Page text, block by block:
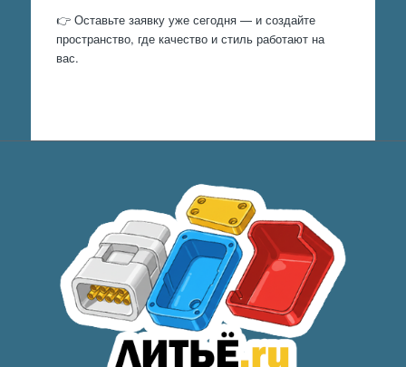
👉 Оставьте заявку уже сегодня — и создайте
пространство, где качество и стиль работают на
вас.